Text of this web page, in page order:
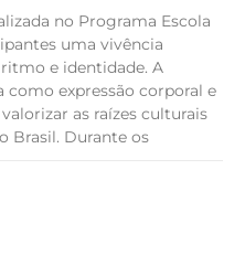
no Programa Escola
uma vivência
e identidade. A
expressão corporal e
as raízes culturais
Brasil. Durante os